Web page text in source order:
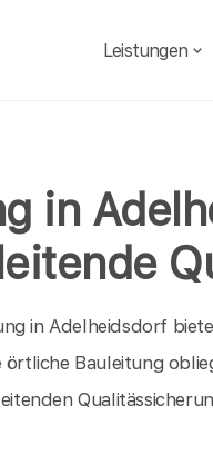
Leistungen
in
in Adelheidsdorf
örtliche Bauleitung